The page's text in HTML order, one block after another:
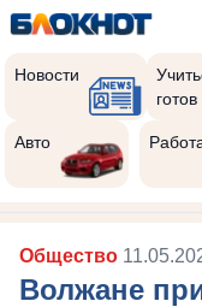
Новости
готов
Авто
Общество
Волжане
Реклама
РЕКЛАМА • ИП РУСТАМОВ Р. А.